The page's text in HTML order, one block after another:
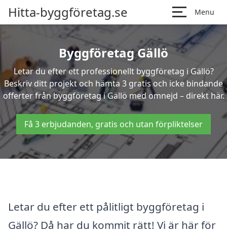
Hitta-byggföretag.se Menu
Byggföretag Gällö
Letar du efter ett professionellt byggföretag i Gällö?
Beskriv ditt projekt och hämta 3 gratis och icke bindande
offerter från byggföretag i Gällö med omnejd – direkt här.
Få 3 erbjudanden, gratis och utan förpliktelser
Letar du efter ett pålitligt byggföretag i
Gällö? Då har du kommit rätt! Vi är här för